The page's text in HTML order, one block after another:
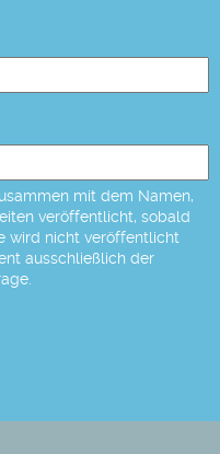
mit dem Namen,
veröffentlicht, sobald
wird nicht veröffentlicht
ausschließlich der